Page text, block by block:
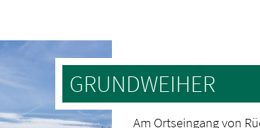
GRUNDWEIHER
Am Ortseingang von